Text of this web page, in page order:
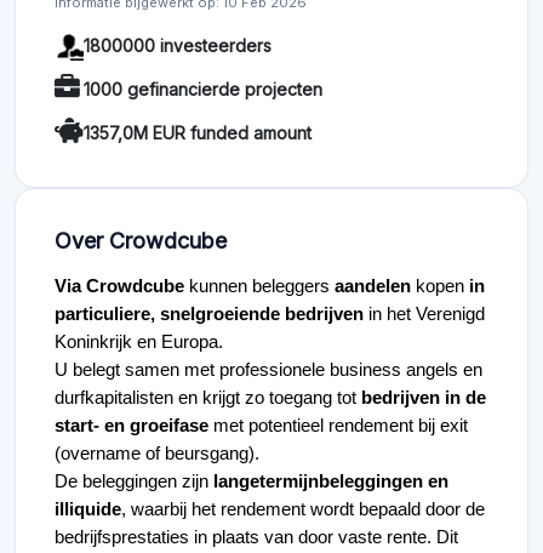
1800000 investeerders
1000 gefinancierde projecten
1357,0M EUR funded amount
Over Crowdcube
Via Crowdcube kunnen beleggers aandelen kopen in
particuliere, snelgroeiende bedrijven in het Verenigd
Koninkrijk en Europa.
U belegt samen met professionele business angels en
durfkapitalisten en krijgt zo toegang tot bedrijven in de
start- en groeifase met potentieel rendement bij exit
(overname of beursgang).
De beleggingen zijn langetermijnbeleggingen en
illiquide, waarbij het rendement wordt bepaald door de
bedrijfsprestaties in plaats van door vaste rente. Dit